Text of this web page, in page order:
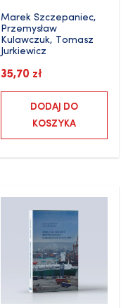
Marek Szczepaniec,
Przemysław
Kulawczuk, Tomasz
Jurkiewicz
35,70 zł
DODAJ DO
KOSZYKA